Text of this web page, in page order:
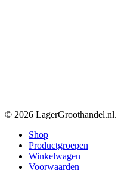
© 2026 LagerGroothandel.nl.
Close
Menu
Shop
Productgroepen
Winkelwagen
Voorwaarden